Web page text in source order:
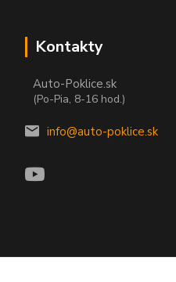
Kontakty
Auto-Poklice.sk
(Po-Pia, 8-16 hod.)
info@auto-poklice.sk